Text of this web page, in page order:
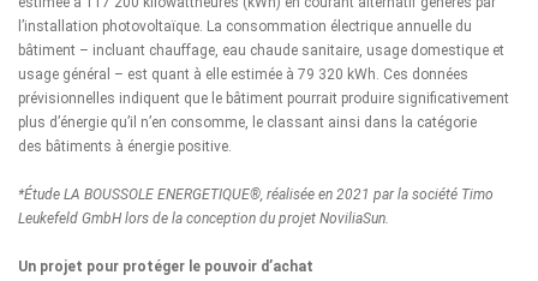
l’installation photovoltaïque. La consommation électrique annuelle du
bâtiment – incluant chauffage, eau chaude sanitaire, usage domestique et
usage général – est quant à elle estimée à 79 320 kWh. Ces données
prévisionnelles indiquent que le bâtiment pourrait produire significativement
plus d’énergie qu’il n’en consomme, le classant ainsi dans la catégorie
des bâtiments à énergie positive.
*Étude LA BOUSSOLE ENERGETIQUE®, réalisée en 2021 par la société Timo
Leukefeld GmbH lors de la conception du projet NoviliaSun.
Un projet pour protéger le pouvoir d’achat